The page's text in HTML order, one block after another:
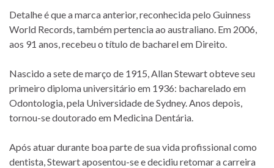
Detalhe é que a marca anterior, reconhecida pelo Guinness
World Records, também pertencia ao australiano. Em 2006,
aos 91 anos, recebeu o título de bacharel em Direito.
Nascido a sete de março de 1915, Allan Stewart obteve seu
primeiro diploma universitário em 1936: bacharelado em
Odontologia, pela Universidade de Sydney. Anos depois,
tornou-se doutorado em Medicina Dentária.
Após atuar durante boa parte de sua vida profissional como
dentista, Stewart aposentou-se e decidiu retomar a carreira